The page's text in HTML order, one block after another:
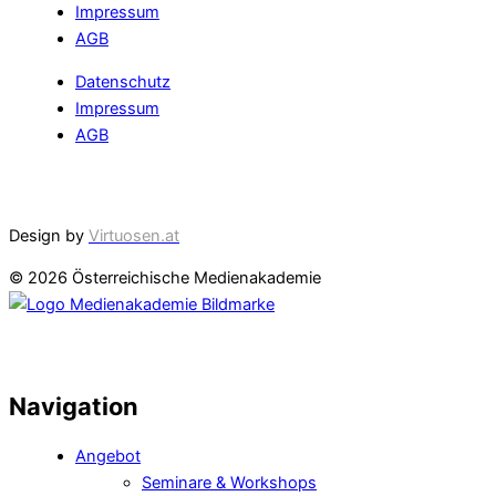
Impressum
AGB
Datenschutz
Impressum
AGB
Design by Virtuosen.at
© 2026 Österreichische Medienakademie
Navigation
Angebot
Seminare & Workshops